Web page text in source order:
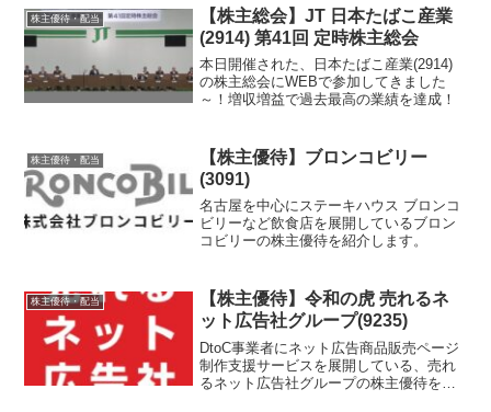
展開、名古屋名物「あんかけスパゲッテ
ィ」の専門店、カレーパンとスパイスパ
ンの専門店「SPICE UP! COCOICHI
BAKERY」などを展開している企業で
す。
株主優待・配当
【株主総会】JT 日本たばこ産業
(2914) 第41回 定時株主総会
本日開催された、日本たばこ産業(2914)
の株主総会にWEBで参加してきました
～！増収増益で過去最高の業績を達成！
株主優待・配当
【株主優待】ブロンコビリー
(3091)
名古屋を中心にステーキハウス ブロンコ
ビリーなど飲食店を展開しているブロン
コビリーの株主優待を紹介します。
株主優待・配当
【株主優待】令和の虎 売れるネ
ット広告社グループ(9235)
DtoC事業者にネット広告商品販売ページ
制作支援サービスを展開している、売れ
るネット広告社グループの株主優待を紹